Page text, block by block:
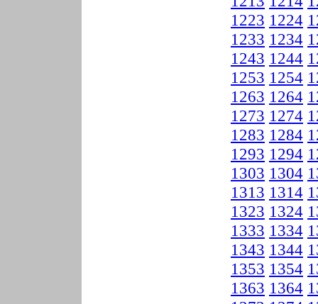
1223 1224
1233 1234
1243 1244
1253 1254
1263 1264
1273 1274
1283 1284
1293 1294
1303 1304
1313 1314
1323 1324
1333 1334
1343 1344
1353 1354
1363 1364